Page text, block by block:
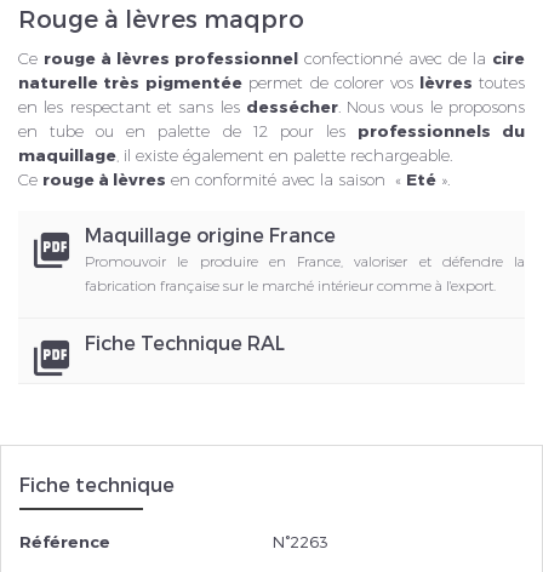
Rouge à lèvres maqpro
Ce rouge à lèvres professionnel confectionné avec de la cire
naturelle très pigmentéepermet de colorer vos lèvres toutes
en les respectant et sans les dessécher. Nous vous le proposons
en tube ou en palette de 12 pour les professionnels du
maquillage , il existe également en palette rechargeable.
Ce rouge à lèvres en conformité avec la saison « Eté ».
picture_as_pdf Maquillage origine France
Promouvoir le produire en France, valoriser et défendre la
fabrication française sur le marché intérieur comme à l'export.
picture_as_pdf Fiche Technique RAL
Fiche technique
Référence N°2263